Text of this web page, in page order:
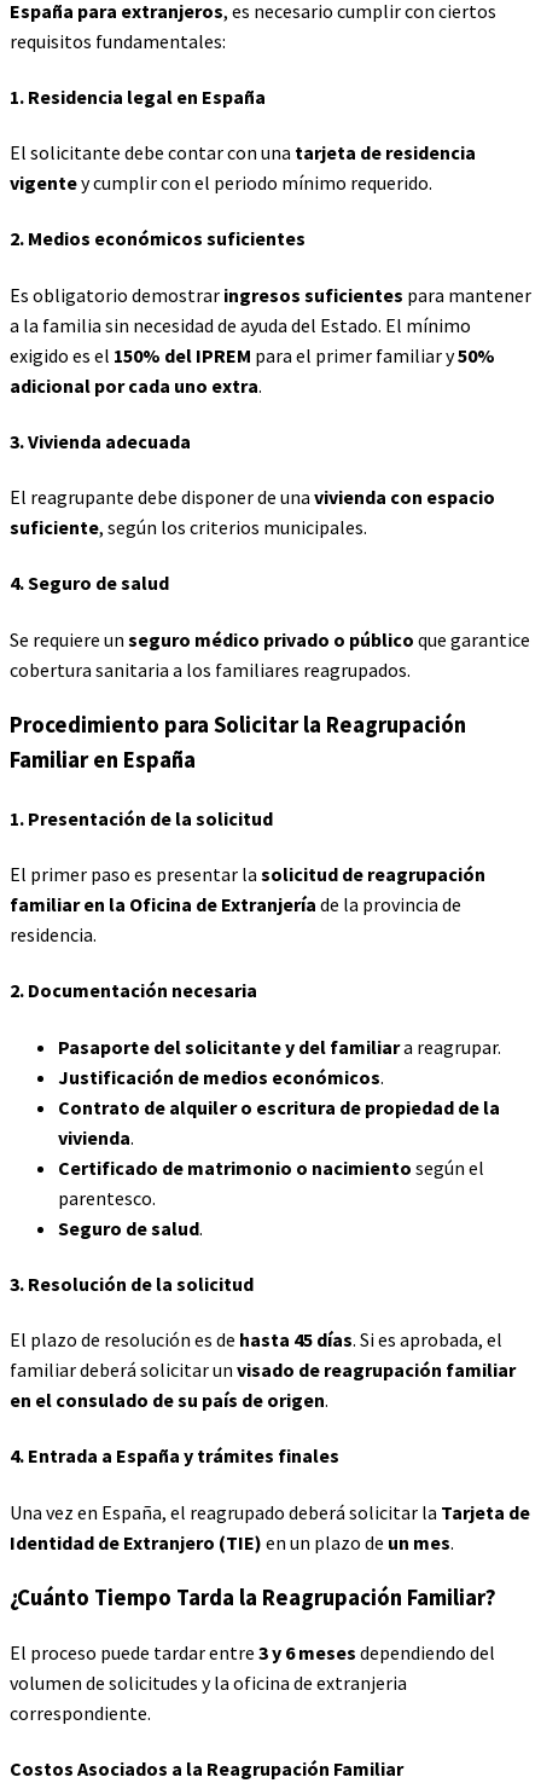
España para extranjeros, es necesario cumplir con ciertos
requisitos fundamentales:
1. Residencia legal en España
El solicitante debe contar con una tarjeta de residencia
vigentey cumplir con el periodo mínimo requerido.
2. Medios económicos suficientes
Es obligatorio demostrar ingresos suficientes para mantener
a la familia sin necesidad de ayuda del Estado. El mínimo
exigido es el 150% del IPREM para el primer familiar y50%
adicional por cada uno extra.
3.Vivienda adecuada
El reagrupante debe disponer de una vivienda con espacio
suficiente, según los criterios municipales.
4.Seguro de salud
Se requiere un seguro médico privado o público que garantice
cobertura sanitaria a los familiares reagrupados.
Procedimiento para Solicitar la Reagrupación
Familiar en España
1. Presentación de la solicitud
El primer paso es presentar la solicitud de reagrupación
familiar en la Oficina de Extranjería de la provincia de
residencia.
2. Documentación necesaria
Pasaporte del solicitante y del familiara reagrupar.
Justificación de medios económicos.
Contrato de alquiler o escritura de propiedad de la
vivienda.
Certificado de matrimonio o nacimiento según el
parentesco.
Seguro de salud.
3. Resolución de la solicitud
El plazo de resolución es de hasta 45 días. Si es aprobada, el
familiar deberá solicitar un visado de reagrupación familiar
en el consulado de su país de origen.
4. Entrada a España y trámites finales
Una vez en España, el reagrupado deberá solicitar la Tarjeta de
Identidad de Extranjero (TIE) en un plazo de un mes.
¿Cuánto Tiempo Tarda la Reagrupación Familiar?
El proceso puede tardar entre 3 y 6 meses dependiendo del
volumen de solicitudes y la oficina de extranjeria
correspondiente.
Costos Asociados a la Reagrupación Familiar